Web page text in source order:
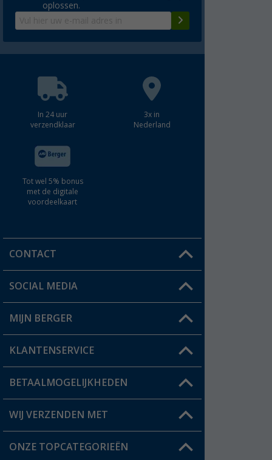
oplossen.
In 24 uur
verzendklaar
3x in
Nederland
Tot wel 5% bonus
met de digitale
voordeelkaart
CONTACT
Een vraag?
Winkel vinden
SOCIAL MEDIA
MIJN BERGER
Mijn account
Status bestelling
Verlanglijstje
KLANTENSERVICE
FAQ & Contact
Verzendinformatie
BETAALMOGELIJKHEDEN
WIJ VERZENDEN MET
ONZE TOPCATEGORIEËN